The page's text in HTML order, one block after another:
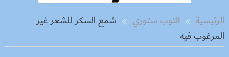
الرئيسية التوب ستوري
شمع السكر للشعر غير
المرغوب فيه